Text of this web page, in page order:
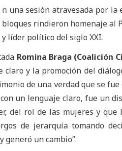
n una sesión atravesada por
bloques rindieron homenaje al
y líder político del siglo XXI.
Romina Braga (Coalición
claro y la promoción del
de una verdad que se
un lenguaje claro, fue un
del rol de las mujeres y
de jerarquía tomando
generó un cambio”.